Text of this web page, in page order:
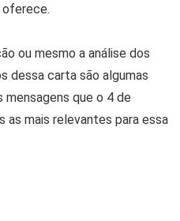
oferece.
ou mesmo a análise dos
dessa carta são algumas
mensagens que o 4 de
as mais relevantes para essa